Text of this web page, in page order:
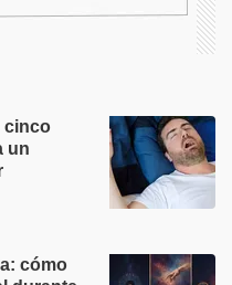
cinco
un
cómo